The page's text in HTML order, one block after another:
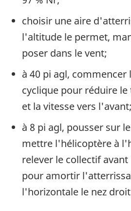
choisir une aire
l'altitude le permet,
poser dans le vent;
à 40 pi agl,
cyclique pour réduire
et la vitesse vers l'avant;
à 8 pi agl, pousser sur
mettre l'hélicoptère à
relever le collectif
pour amortir
l'horizontale le nez